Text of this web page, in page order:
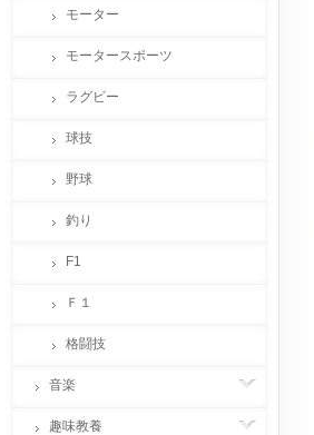
モーター
モータースポーツ
ラグビー
球技
野球
釣り
F1
Ｆ１
格闘技
音楽
趣味教養